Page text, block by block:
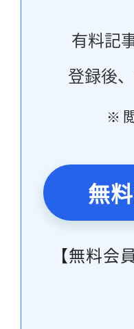
有料記
登録後
※
無
【無料